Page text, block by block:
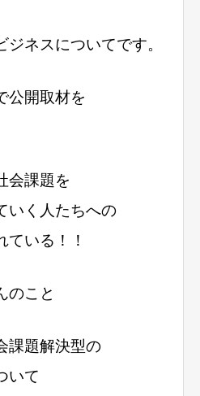
ネスについてです。
公開取材を
会課題を
いく人たちへの
ている！！
のこと
課題解決型の
いて